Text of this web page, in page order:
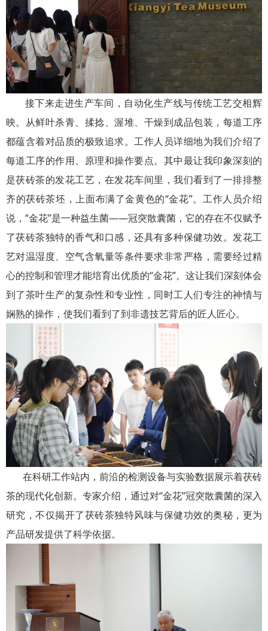
接下来走进生产车间，自动化生产线与传统工艺交相辉
映。从鲜叶杀青、揉捻、渥堆、干燥到成品包装，每道工序
都蕴含着对品质的极致追求。工作人员详细地为我们介绍了
每道工序的作用、原理和操作要点。其中最让我印象深刻的
是茯砖茶的发花工艺，在发花车间里，我们看到了一排排整
齐的茯砖茶坯，上面布满了金黄色的“金花”。工作人员介绍
说，“金花”是一种益生菌——冠突散囊菌，它的存在不仅赋予
了茯砖茶独特的香气和口感，还具有多种保健功效。发花工
艺对温湿度、空气含氧量等条件要求非常严格，需要经过精
心的控制和管理才能培育出优质的“金花”。这让我们深刻体会
到了茶叶生产的复杂性和专业性，同时工人们专注的神情与
娴熟的操作，使我们看到了到非遗技艺背后的匠人匠心。
在科研工作站内，前沿的检测设备与实验数据展示着茯砖
茶的现代化创新。专家介绍，通过对“金花”冠突散囊菌的深入
研究，不仅揭开了茯砖茶独特风味与保健功效的奥秘，更为
产品研发提供了科学依据。